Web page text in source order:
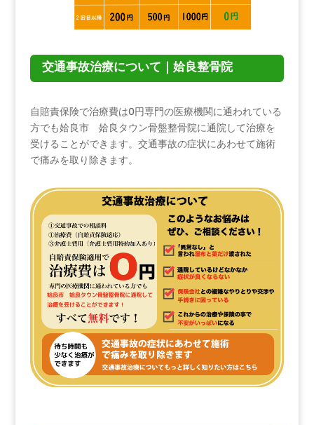
交通事故治療について｜姶良整骨院
自賠責保険で治療費は0円専門の医療機関に通われている
方でも姶良市 姶良タウン骨盤整骨院に通院して治療を
受けることができます。交通事故の症状にあわせて施術
で痛みを取り除きます。